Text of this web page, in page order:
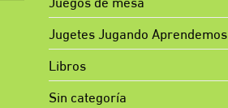
Jugetes Jugando Aprendemos
Libros
Sin categoría